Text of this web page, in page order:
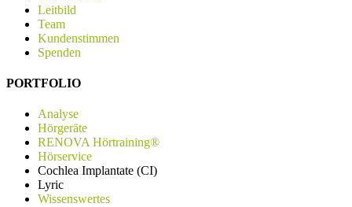
Leitbild
Team
Kundenstimmen
Spenden
PORTFOLIO
Analyse
Hörgeräte
RENOVA Hörtraining®
Hörservice
Cochlea Implantate (CI)
Lyric
Wissenswertes